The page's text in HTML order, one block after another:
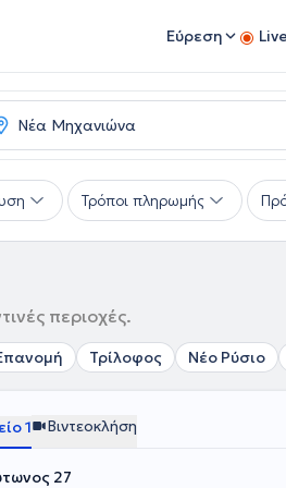
Εύρεση
Τρόποι πληρωμής
περιοχές.
Τρίλοφος Νέο Ρύσιο
1 Βιντεοκλήση
27